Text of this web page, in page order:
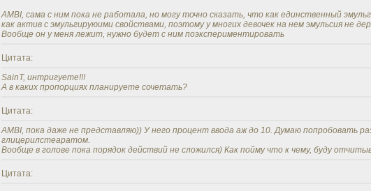
AMBI, сама с ним пока не работала, но могу точно сказать, что как единственный
как актив с эмульгируюими свойствами, поэтому у многих девочек на нем эмульсия не
Вообще он у меня лежит, нужно будет с ним поэкспериментировать
Цитата:
SainT, интригуете!!!
А в каких пропорциях планируете сочетать?
Цитата:
AMBI, пока даже не представляю)) У него процент ввода аж до 10. Думаю попробовать
глицерилстеаратом.
Вообще в голове пока порядок действий не сложился) Как пойму что к чему, буду
Цитата: